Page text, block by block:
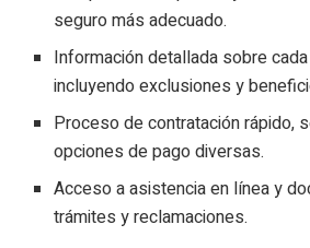
seguro más adecuado.
Información detallada sobre
incluyendo exclusiones y
Proceso de contratación rápido,
opciones de pago diversas.
Acceso a asistencia en línea y
trámites y reclamaciones.